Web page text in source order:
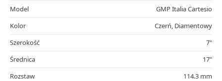
Model
GMP Italia Cartesio
Kolor
Czerń, Diamentowy
Szerokość
7"
Średnica
17"
Rozstaw
114.3 mm